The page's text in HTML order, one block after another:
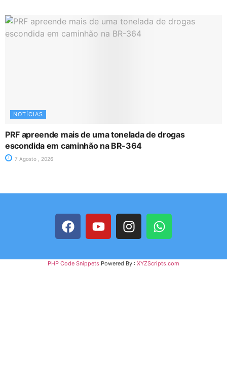
NOTÍCIAS
PRF apreende mais de uma tonelada de drogas
escondida em caminhão na BR-364
7 Agosto , 2026
PHP Code Snippets Powered By : XYZScripts.com